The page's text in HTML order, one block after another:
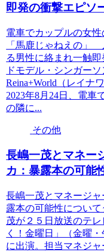
即発の衝撃エピソ
電車でカップルの女
「馬鹿じゃねえの」
る男性に絡まれ一触
ドモデル・シンガー
Reina+World（レイナ
2023年8月24日、電車
の隣に...
その他
長嶋一茂とマネー
カ：暴露本の可能
長嶋一茂とマネージ
露本の可能性につい
茂が２５日放送のテ
く！金曜日」（金曜・
に出演。担当マネジ